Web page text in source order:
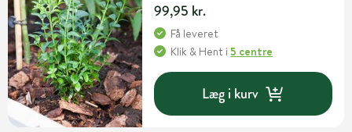
99,95 kr.
Få leveret
Klik & Hent i5 centre
Læg i kurv